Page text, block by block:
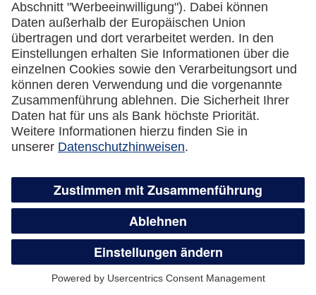
Was passiert mit dem Guthaben auf der
gesperrten Kreditkarte?
Wie kündige ich meine Lufthansa Miles &
More Credit Card?
Guthabenauszahlung und flexible
Teilzahlung
Wie funktioniert der Überweisungsservice?
Was ist der Unterschied zwischen